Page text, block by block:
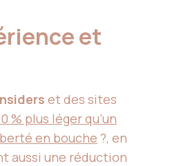
et
et des sites
% plus léger qu’un
en bouche ?, en
aussi une réduction